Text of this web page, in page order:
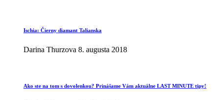
Ischia: Čierny diamant Talianska
Darina Thurzova 8. augusta 2018
Ako ste na tom s dovolenkou? Prinášame Vám aktuálne LAST MINUTE tipy!